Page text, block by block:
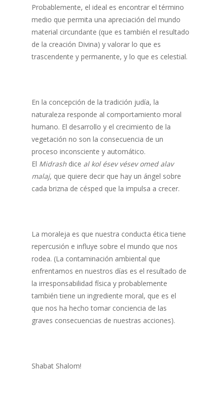
Probablemente, el ideal es encontrar el término
medio que permita una apreciación del mundo
material circundante (que es también el resultado
de la creación Divina) y valorar lo que es
trascendente y permanente, y lo que es celestial.
En la concepción de la tradición judía, la
naturaleza responde al comportamiento moral
humano. El desarrollo y el crecimiento de la
vegetación no son la consecuencia de un
proceso inconsciente y automático.
El Midrash dice al kol ésev vésev omed alav
malaj, que quiere decir que hay un ángel sobre
cada brizna de césped que la impulsa a crecer.
La moraleja es que nuestra conducta ética tiene
repercusión e influye sobre el mundo que nos
rodea. (La contaminación ambiental que
enfrentamos en nuestros días es el resultado de
la irresponsabilidad física y probablemente
también tiene un ingrediente moral, que es el
que nos ha hecho tomar conciencia de las
graves consecuencias de nuestras acciones).
Shabat Shalom!